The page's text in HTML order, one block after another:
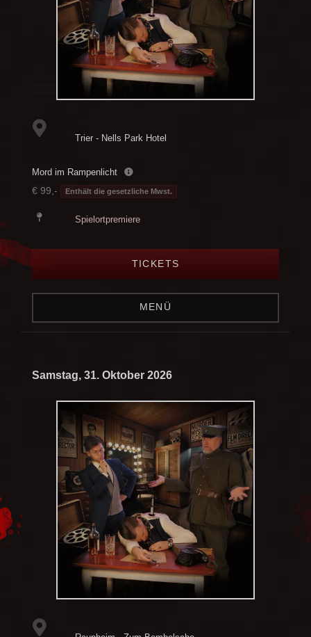
Trier - Nells Park Hotel
Mord im Rampenlicht
€ 99,- Enthält die gesetzliche Mwst.
Spielortpremiere
TICKETS
MENÜ
Samstag, 31. Oktober 2026